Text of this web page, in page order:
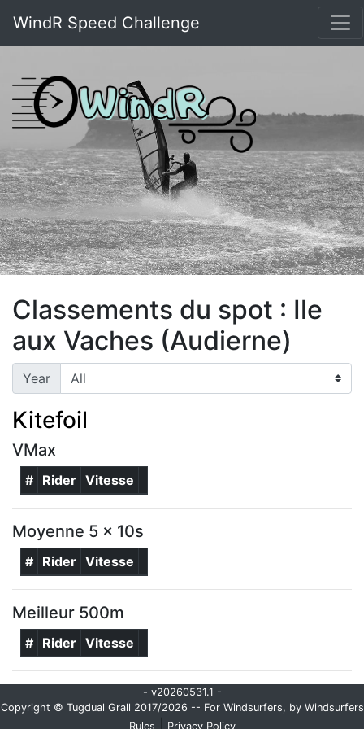
WindR Speed Challenge
Classements du spot : Ile
aux Vaches (Audierne)
Year
Kitefoil
VMax
# Rider Vitesse
Moyenne 5 x 10s
# Rider Vitesse
Meilleur 500m
# Rider Vitesse
- v20260531.1 -
Copyright © Tugdual Grall 2017/2026 -- For Windsurfers, by Windsurfers
Rules
Privacy Policy